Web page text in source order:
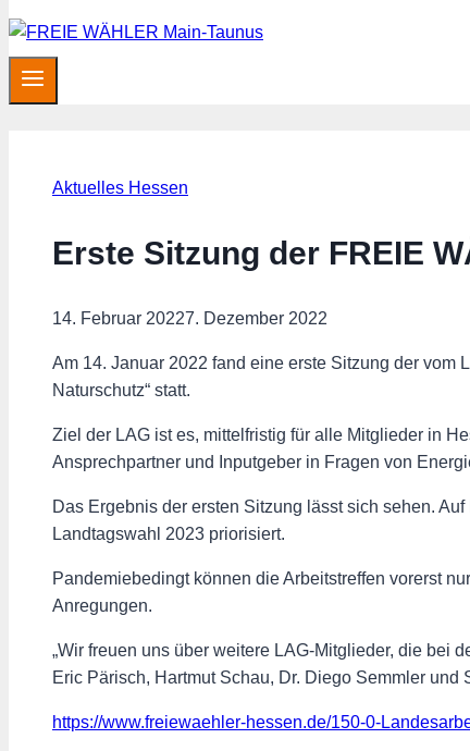
Aktuelles Hessen
Erste Sitzung der FREIE
14. Februar 20227. Dezember 2022
Am 14. Januar 2022 fand eine erste Sitzung der vom
Naturschutz“ statt.
Ziel der LAG ist es, mittelfristig für alle Mitglieder in
Ansprechpartner und Inputgeber in Fragen von
Das Ergebnis der ersten Sitzung lässt sich sehen.
Landtagswahl 2023 priorisiert.
Pandemiebedingt können die Arbeitstreffen vorerst
Anregungen.
„Wir freuen uns über weitere LAG-Mitglieder, die bei
Eric Pärisch, Hartmut Schau, Dr. Diego Semmler und
https://www.freiewaehler-hessen.de/150-0-